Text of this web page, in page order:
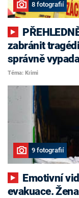
8 fotografií
zabránit
správně
Téma: Krimi
9 fotografií
evakuace.